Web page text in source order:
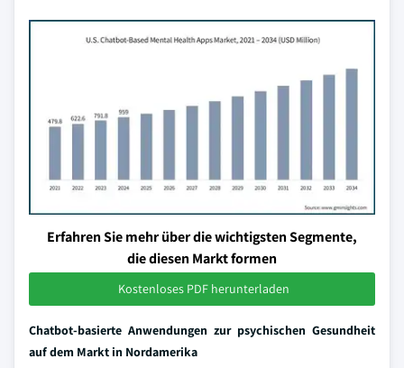
Erfahren Sie mehr über die wichtigsten Segmente,
die diesen Markt formen
Kostenloses PDF herunterladen
Chatbot-basierte Anwendungen zur psychischen Gesundheit
auf dem Markt in Nordamerika